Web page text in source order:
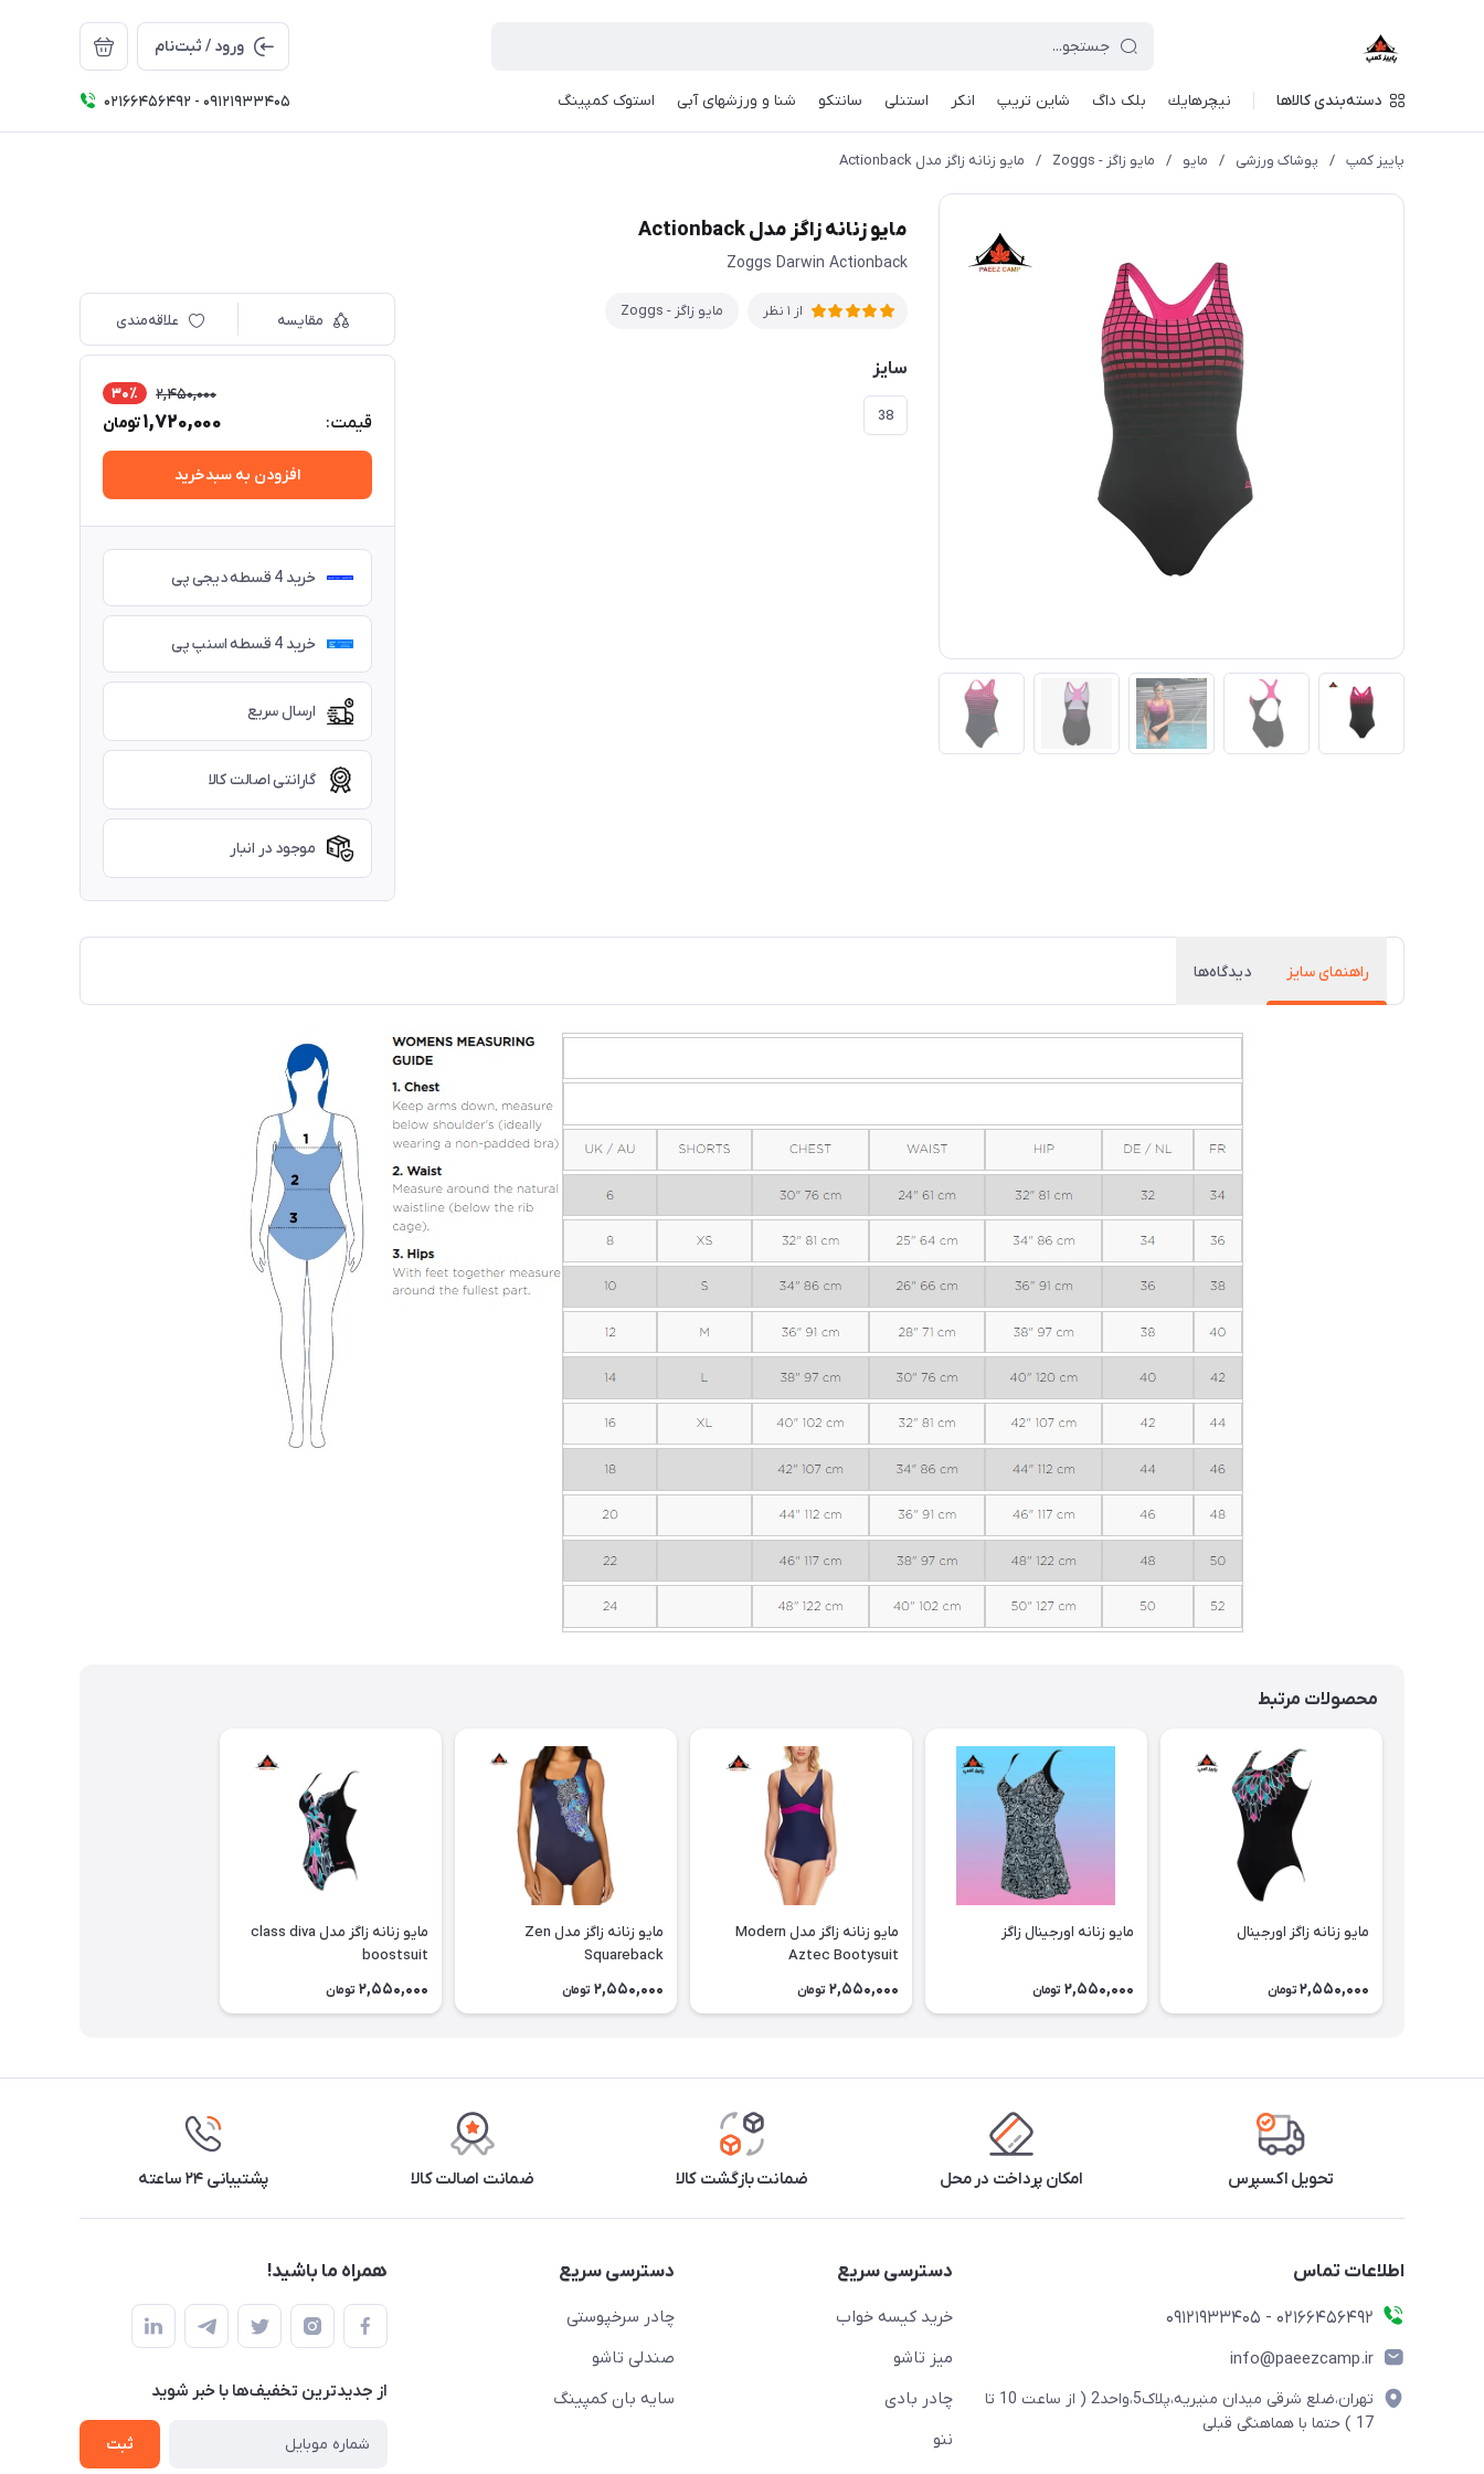
ورود / ثبت‌نام
دسته‌بندی کالاها نيچرهايك بلک داگ شاین تریپ انکر استنلی سانتکو شنا و ورزشهای آبی استوک کمپینگ 02166456492 - 09121933405
پاییز کمپ / پوشاک ورزشی / مايو / مایو زاگز - Zoggs / مایو زنانه زاگز مدل Actionback
مایو زنانه زاگز مدل Actionback
Zoggs Darwin Actionback
از 1 نظر مایو زاگز - Zoggs
سایز
38
مقایسه علاقه‌مندی
قیمت:
2,450,000 30٪
1,720,000تومان
افزودن به سبدخرید
خرید 4 قسطه دیجی پی
خرید 4 قسطه اسنپ پی
ارسال سریع
گارانتی اصالت کالا
موجود در انبار
راهنمای سایز دیدگاه‌ها
محصولات مرتبط
مایو زنانه زاگز اورجینال
2,550,000 تومان
مایو زنانه اورجینال زاگز
2,550,000 تومان
مایو زنانه زاگز مدل Modern
Aztec Bootysuit
2,550,000 تومان
مایو زنانه زاگز مدل Zen
Squareback
2,550,000 تومان
مایو زنانه زاگز مدل class diva
boostsuit
2,550,000 تومان
تحویل اکسپرس امکان پرداخت در محل ضمانت بازگشت کالا ضمانت اصالت کالا پشتیبانی ۲۴ ساعته
اطلاعات تماس
02166456492 - 09121933405
info@paeezcamp.ir
تهران،ضلع شرقی میدان منیریه،پلاک5،واحد2 ( از ساعت 10 تا
17 ) حتما با هماهنگی قبلی
دسترسی سریع
خرید کیسه خواب
میز تاشو
چادر بادی
ننو
دسترسی سریع
چادر سرخپوستی
صندلی تاشو
سایه بان کمپینگ
همراه ما باشید!
از جدید‌ترین تخفیف‌ها با‌ خبر شوید
ثبت